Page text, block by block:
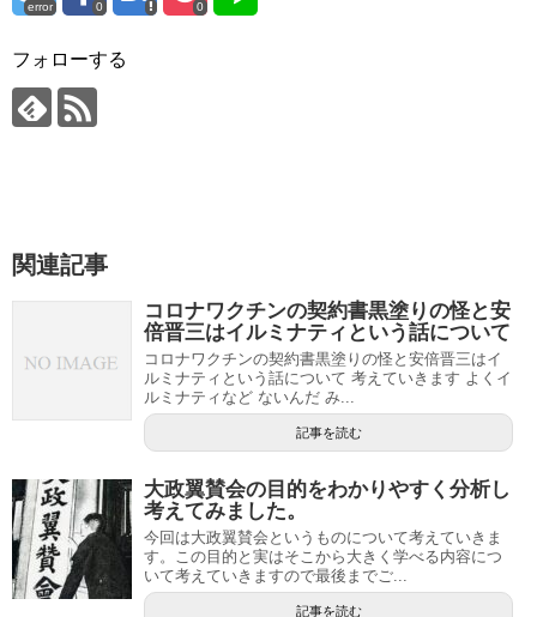
error 0 0
フォローする
関連記事
コロナワクチンの契約書黒塗りの怪と安
倍晋三はイルミナティという話について
コロナワクチンの契約書黒塗りの怪と安倍晋三はイ
ルミナティという話について 考えていきます よくイ
ルミナティなど ないんだ み...
記事を読む
大政翼賛会の目的をわかりやすく分析し
考えてみました。
今回は大政翼賛会というものについて考えていきま
す。この目的と実はそこから大きく学べる内容につ
いて考えていきますので最後までご...
記事を読む